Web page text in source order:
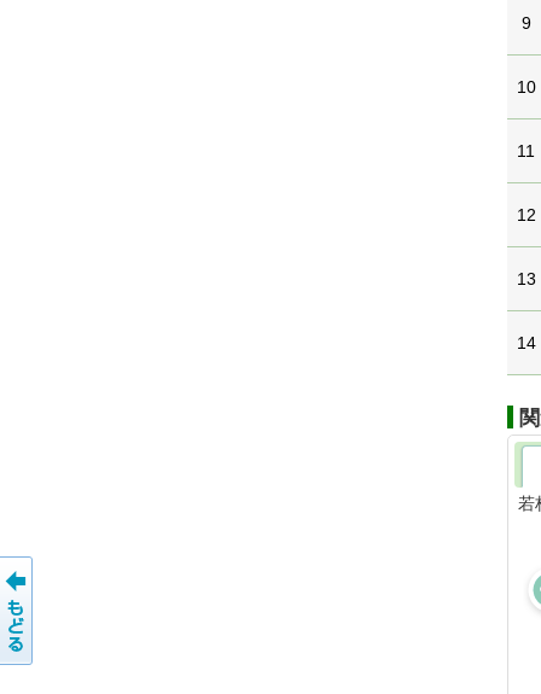
9
10
11
12
13
14
若